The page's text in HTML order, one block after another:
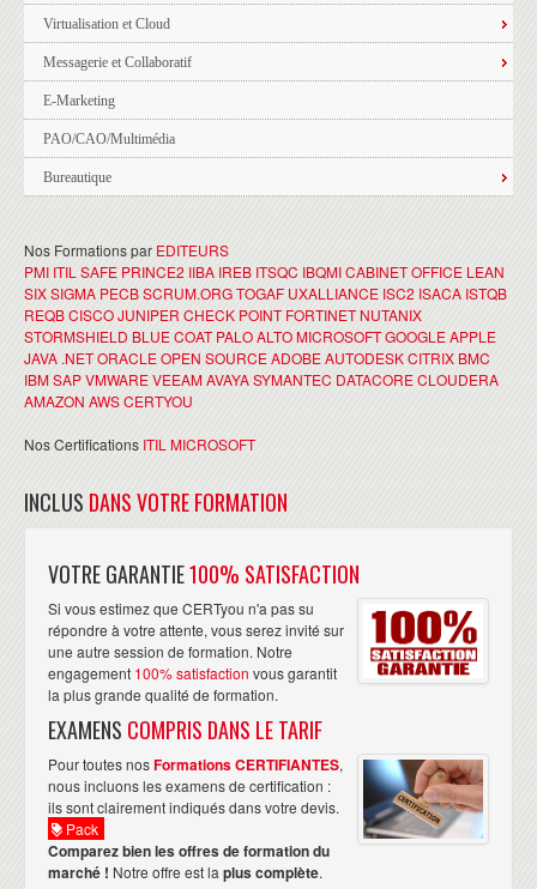
Virtualisation et Cloud
Messagerie et Collaboratif
E-Marketing
PAO/CAO/Multimédia
Bureautique
Nos Formations par EDITEURS
PMI ITIL SAFE PRINCE2 IIBA IREB ITSQC IBQMICABINET OFFICE LEAN
SIX SIGMA PECBSCRUM.ORGTOGAF UXALLIANCE ISC2 ISACA ISTQB
REQBCISCOJUNIPER CHECK POINT FORTINET NUTANIX
STORMSHIELD BLUE COAT PALO ALTOMICROSOFTGOOGLEAPPLE
JAVA .NETORACLEOPEN SOURCEADOBEAUTODESKCITRIX BMC
IBMSAPVMWAREVEEAMAVAYASYMANTEC DATACORECLOUDERA
AMAZON AWSCERTYOU
Nos Certifications ITIL MICROSOFT
INCLUS DANS VOTRE FORMATION
VOTRE GARANTIE100% SATISFACTION
Si vous estimez que CERTyou n'a pas su
répondre à votre attente, vous serez invité sur
une autre session de formation. Notre
engagement 100% satisfaction vous garantit
la plus grande qualité de formation.
EXAMENS COMPRIS DANS LE TARIF
Pour toutes nosFormations CERTIFIANTES,
nous incluons les examens de certification :
ils sont clairement indiqués dans votre devis.
Pack
Comparez bien les offres de formation du
marché ! Notre offre est la plus complète.